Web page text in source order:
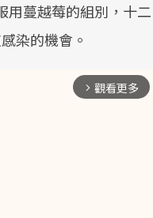
用蔓越莓的組別，十二
染的機會。
arrow_forward_ios 觀看更多